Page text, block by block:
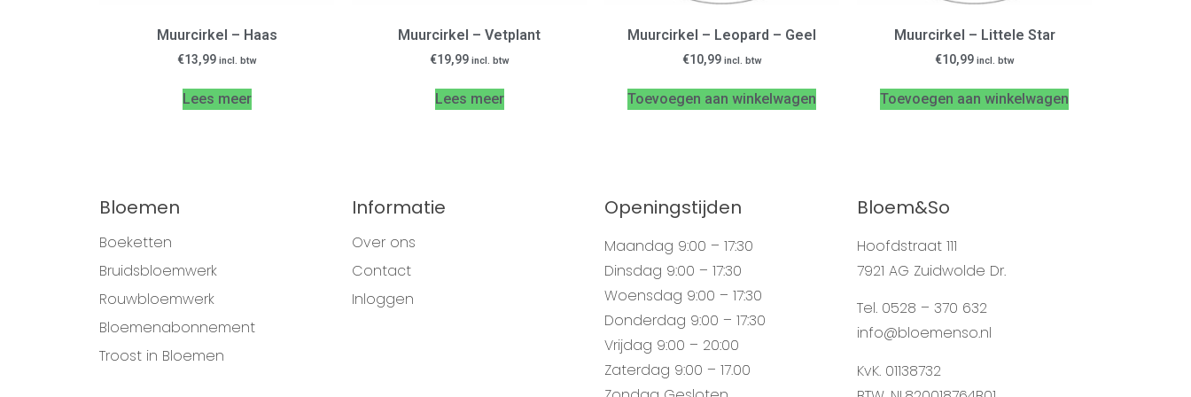
Muurcirkel – Haas
€13,99 incl. btw
Lees meer
Muurcirkel – Vetplant
€19,99 incl. btw
Lees meer
Muurcirkel – Leopard – Geel
€10,99 incl. btw
Toevoegen aan winkelwagen
Muurcirkel – Littele Star
€10,99 incl. btw
Toevoegen aan winkelwagen
Bloemen
Boeketten
Bruidsbloemwerk
Rouwbloemwerk
Bloemenabonnement
Troost in Bloemen
Informatie
Over ons
Contact
Inloggen
Openingstijden
Maandag 9:00 – 17:30
Dinsdag 9:00 – 17:30
Woensdag 9:00 – 17:30
Donderdag 9:00 – 17:30
Vrijdag 9:00 – 20:00
Zaterdag 9:00 – 17.00
Bloem&So
Hoofdstraat 111
7921 AG Zuidwolde Dr.
Tel. 0528 – 370 632
info@bloemenso.nl
KvK. 01138732